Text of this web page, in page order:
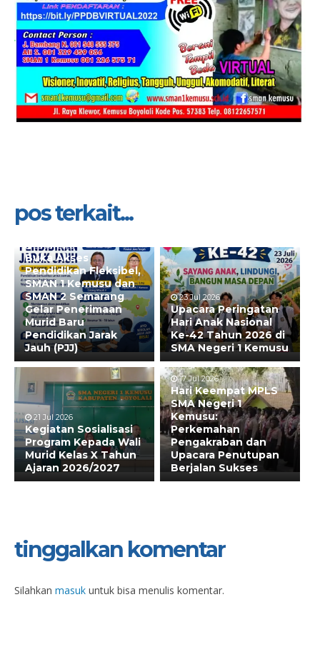
pos terkait...
28 Jul 2026
Buka Akses
Pendidikan Fleksibel,
SMAN 1 Kemusu dan
SMAN 2 Semarang
Gelar Penerimaan
Murid Baru
Pendidikan Jarak
Jauh (PJJ)
23 Jul 2026
Upacara Peringatan
Hari Anak Nasional
Ke-42 Tahun 2026 di
SMA Negeri 1 Kemusu
21 Jul 2026
Kegiatan Sosialisasi
Program Kepada Wali
Murid Kelas X Tahun
Ajaran 2026/2027
17 Jul 2026
Hari Keempat MPLS
SMA Negeri 1
Kemusu:
Perkemahan
Pengakraban dan
Upacara Penutupan
Berjalan Sukses
tinggalkan komentar
Silahkan masuk untuk bisa menulis komentar.